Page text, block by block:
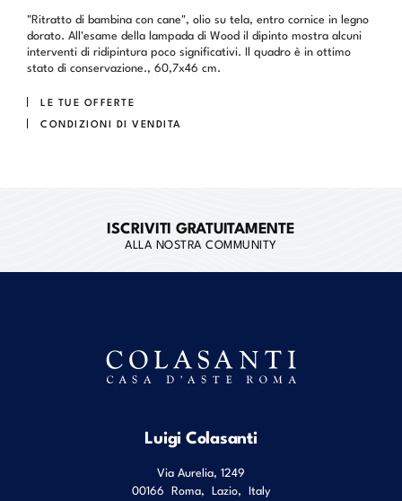
"Ritratto di bambina con cane", olio su tela, entro cornice in legno
dorato. All'esame della lampada di Wood il dipinto mostra alcuni
interventi di ridipintura poco significativi. Il quadro è in ottimo
stato di conservazione., 60,7x46 cm.
LE TUE OFFERTE
CONDIZIONI DI VENDITA
ISCRIVITI GRATUITAMENTE
ALLA NOSTRA COMMUNITY
Luigi Colasanti
Via Aurelia, 1249
00166 Roma, Lazio, Italy